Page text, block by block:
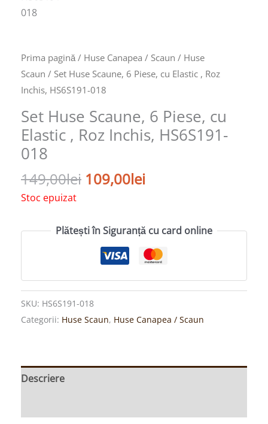
Prima pagină/ Huse Canapea / Scaun / Huse
Scaun / Set Huse Scaune, 6 Piese, cu Elastic , Roz
Inchis, HS6S191-018
Set Huse Scaune, 6 Piese, cu
Elastic , Roz Inchis, HS6S191-
018
149,00lei 109,00lei
Stoc epuizat
Plătești în Siguranță cu card online
SKU: HS6S191-018
Categorii: Huse Scaun, Huse Canapea / Scaun
Descriere